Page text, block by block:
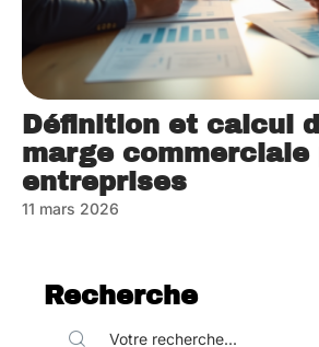
Définition et calcul
marge commerciale
entreprises
11 mars 2026
Recherche